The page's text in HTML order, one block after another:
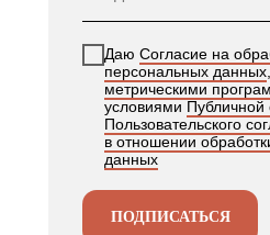
Даю Согласие на
персональных данных
метрическими
условиями
Пользовательского
в отношении
данных
ПОДПИСАТЬСЯ